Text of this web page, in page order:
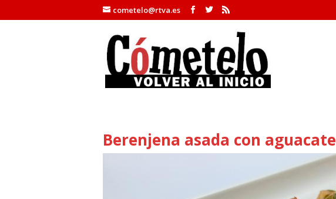
cometelo@rtva.es
Berenjena asada con aguacate